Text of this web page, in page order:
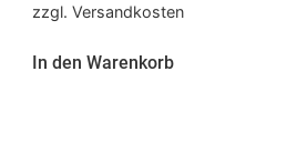
zzgl. Versandkosten
In den Warenkorb